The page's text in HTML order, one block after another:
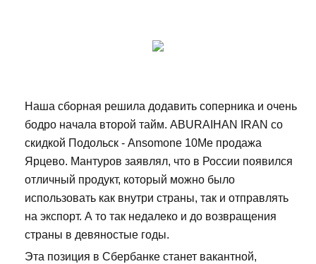
Наша сборная решила додавить соперника и очень
бодро начала второй тайм. ABURAIHAN IRAN со
скидкой Подольск - Ansomone 10Me продажа
Ярцево. Мантуров заявлял, что в России появился
отличный продукт, который можно было
использовать как внутри страны, так и отправлять
на экспорт. А то так недалеко и до возвращения
страны в девяностые годы.
Эта позиция в Сбербанке станет вакантной,